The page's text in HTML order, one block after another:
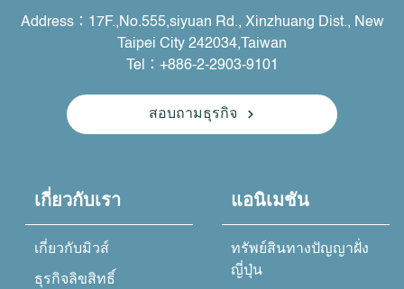
Address：17F.,No.555,siyuan Rd., Xinzhuang Dist., New
Taipei City 242034,Taiwan
Tel：+886-2-2903-9101
สอบถามธุรกิจ
เกี่ยวกับเรา
เกี่ยวกับมิวส์
ธุรกิจลิขสิทธิ์
แอนิเมชัน
ทรัพย์สินทางปัญญาฝั่ง
ญี่ปุ่น